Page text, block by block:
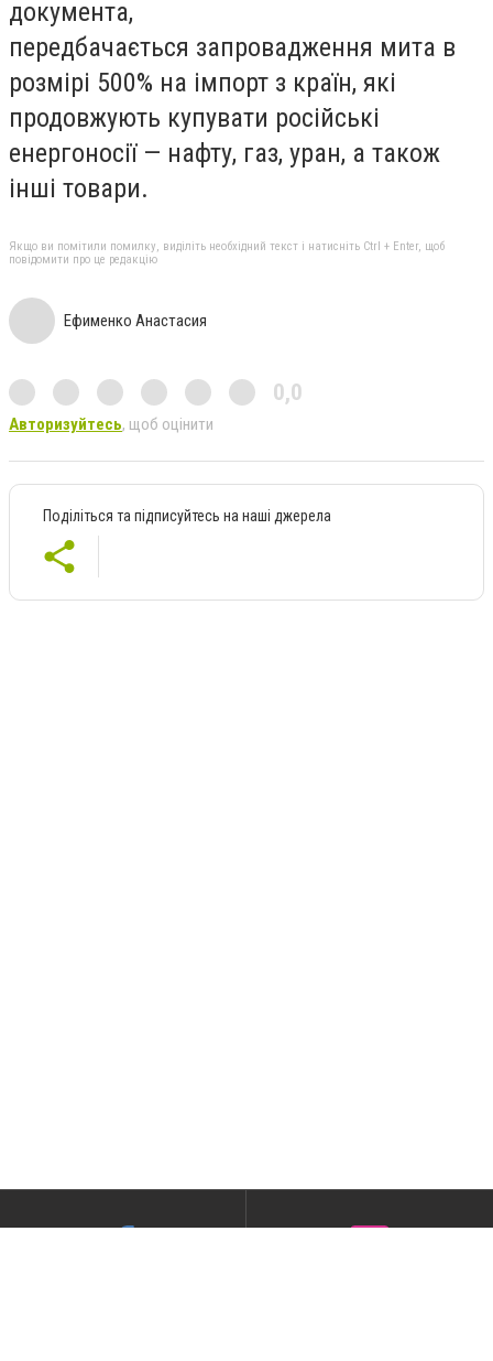
документа,
передбачається запровадження мита в
розмірі 500% на імпорт з країн, які
продовжують купувати російські
енергоносії — нафту, газ, уран, а також
інші товари.
Якщо ви помітили помилку, виділіть необхідний текст і натисніть Ctrl + Enter, щоб
повідомити про це редакцію
Ефименко Анастасия
0,0
Авторизуйтесь, щоб оцінити
Поділіться та підписуйтесь на наші джерела